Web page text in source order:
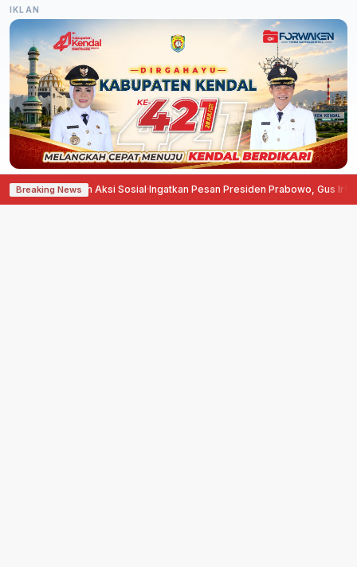
IKLAN
Breaking Newsdan Aksi Sosial·Ingatkan Pesan Presiden Prabowo, Gus Irfan